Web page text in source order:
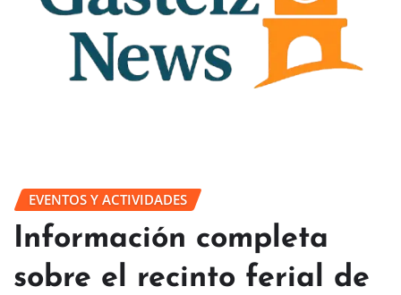
EVENTOS Y ACTIVIDADES
Información completa
sobre el recinto ferial de